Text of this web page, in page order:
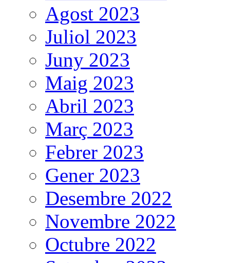
Agost 2023
Juliol 2023
Juny 2023
Maig 2023
Abril 2023
Març 2023
Febrer 2023
Gener 2023
Desembre 2022
Novembre 2022
Octubre 2022